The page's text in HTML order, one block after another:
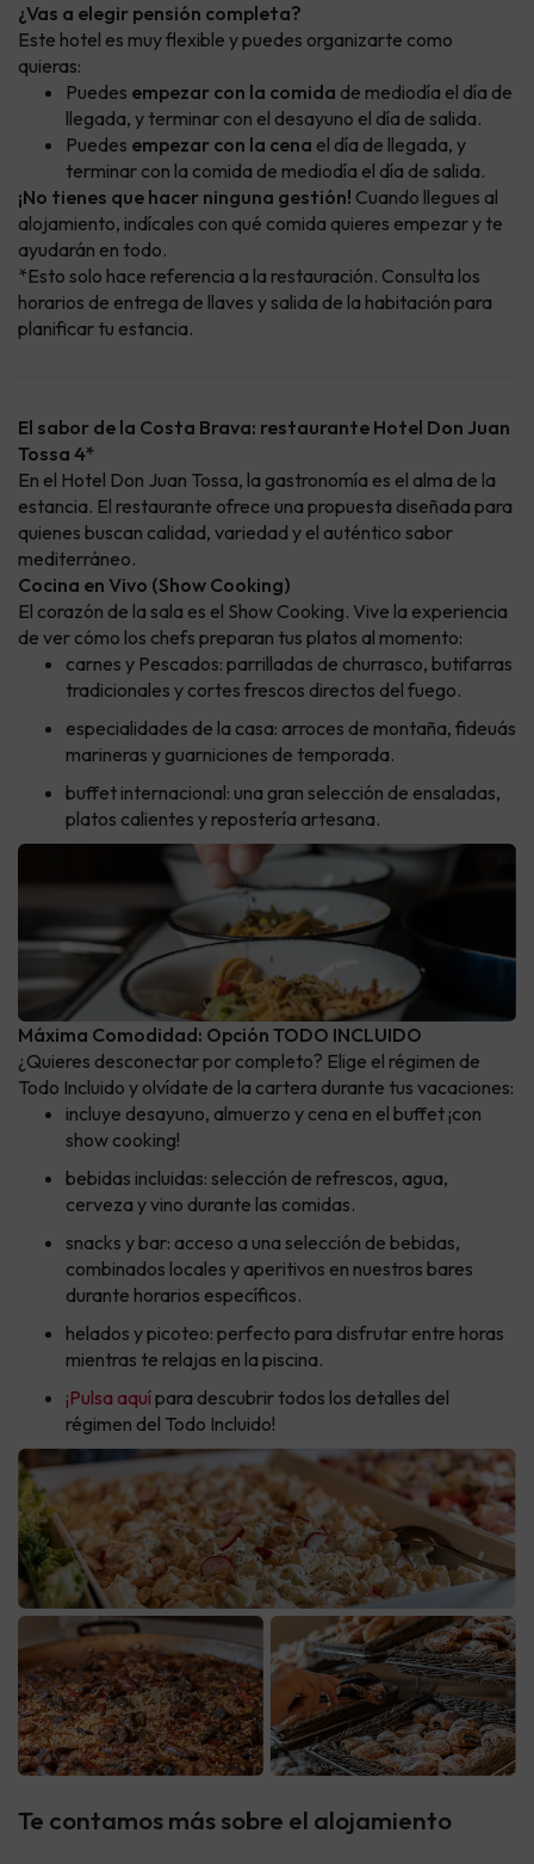
¿Vas a elegir pensión completa?
Este hotel es muy flexible y puedes organizarte como
quieras:
Puedes empezar con la comida de mediodía el día de
llegada, y terminar con el desayuno el día de salida.
Puedes empezar con la cena el día de llegada, y
terminar con la comida de mediodía el día de salida.
¡No tienes que hacer ninguna gestión! Cuando llegues al
alojamiento, indícales con qué comida quieres empezar y te
ayudarán en todo.
*Esto solo hace referencia a la restauración. Consulta los
horarios de entrega de llaves y salida de la habitación para
planificar tu estancia.
El sabor de la Costa Brava: restaurante Hotel Don Juan
Tossa 4*
En el Hotel Don Juan Tossa, la gastronomía es el alma de la
estancia. El restaurante ofrece una propuesta diseñada para
quienes buscan calidad, variedad y el auténtico sabor
mediterráneo.
Cocina en Vivo (Show Cooking)
El corazón de la sala es el Show Cooking. Vive la experiencia
de ver cómo los chefs preparan tus platos al momento:
carnes y Pescados: parrilladas de churrasco, butifarras
tradicionales y cortes frescos directos del fuego.
especialidades de la casa: arroces de montaña, fideuás
marineras y guarniciones de temporada.
buffet internacional: una gran selección de ensaladas,
platos calientes y repostería artesana.
Máxima Comodidad: Opción TODO INCLUIDO
¿Quieres desconectar por completo? Elige el régimen de
Todo Incluido y olvídate de la cartera durante tus vacaciones:
incluye desayuno, almuerzo y cena en el buffet ¡con
show cooking!
bebidas incluidas: selección de refrescos, agua,
cerveza y vino durante las comidas.
snacks y bar: acceso a una selección de bebidas,
combinados locales y aperitivos en nuestros bares
durante horarios específicos.
helados y picoteo: perfecto para disfrutar entre horas
mientras te relajas en la piscina.
¡Pulsa aquípara descubrir todos los detalles del
régimen del Todo Incluido!
Te contamos más sobre el alojamiento